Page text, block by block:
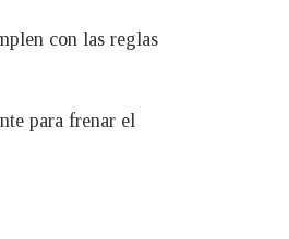
con las reglas
para frenar el